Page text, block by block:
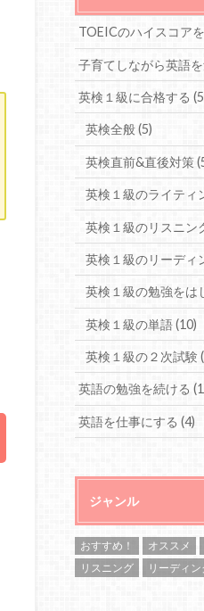
TOEICのハイスコア
子育てしながら英語
英検１級に合格する
英検全般(5)
英検直前&直後対策
英検１級のライティ
英検１級のリスニン
英検１級のリーディ
英検１級の勉強をは
英検１級の単語(10)
英検１級の２次試験
英語の勉強を続ける
英語を仕事にする(4)
ジャンル
おすすめ！ オススメ
リスニング
リーディン